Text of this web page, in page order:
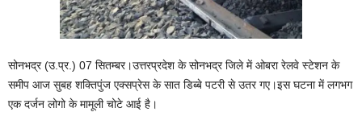
सोनभद्र (उ.प्र.) 07 सितम्बर।उत्तरप्रदेश के सोनभद्र जिले में ओबरा रेलवे स्टेशन के
समीप आज सुबह शक्तिपुंज एक्सप्रेस के सात डिब्बे पटरी से उतर गए।इस घटना में लगभग
एक दर्जन लोगो के मामूली चोटे आई है।